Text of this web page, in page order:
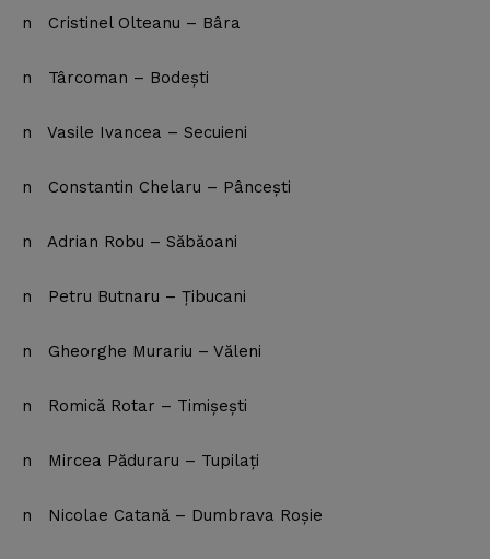
n Cristinel Olteanu – Bâra
n Târcoman – Bodeşti
n Vasile Ivancea – Secuieni
n Constantin Chelaru – Pânceşti
n Adrian Robu – Săbăoani
n Petru Butnaru – Ţibucani
n Gheorghe Murariu – Văleni
n Romică Rotar – Timişeşti
n Mircea Păduraru – Tupilaţi
n Nicolae Catană – Dumbrava Roşie